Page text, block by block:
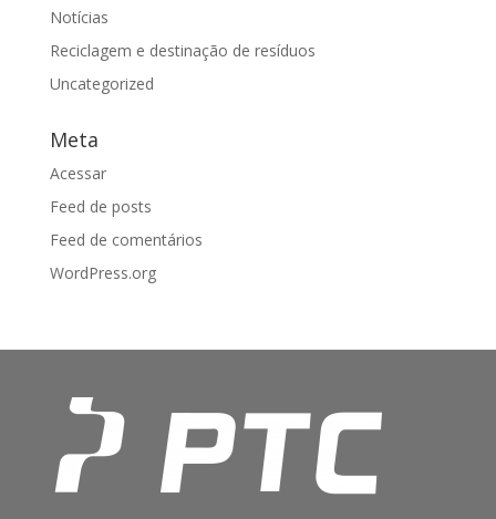
Notícias
Reciclagem e destinação de resíduos
Uncategorized
Meta
Acessar
Feed de posts
Feed de comentários
WordPress.org